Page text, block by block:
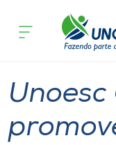
Cursos
acontece
Unoesc